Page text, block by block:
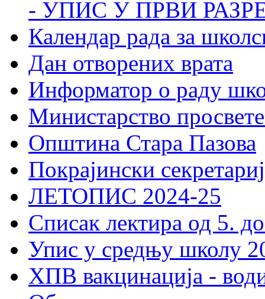
- УПИС У ПРВИ
Календар рада за
Дан отворених врата
Информатор о раду
Министарство
Општина Стара Пазова
Покрајински
ЛЕТОПИС 2024-25
Списак лектира од 5.
Упис у средњу школу
ХПВ вакцинација -